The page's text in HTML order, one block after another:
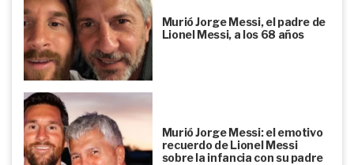
Murió Jorge Messi, el padre de
Lionel Messi, a los 68 años
Murió Jorge Messi: el emotivo
recuerdo de Lionel Messi
sobre la infancia con su padre